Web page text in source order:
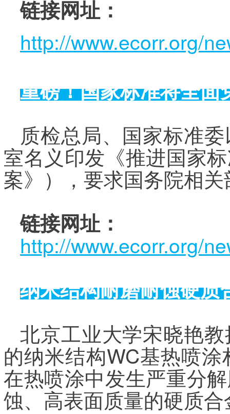
链接网址：
http://www.ecorr.org/
重磅！国家标准将全面
质检总局、国家标准
室名义印发《推进国家
案》），要求国务院相
链接网址：
http://www.ecorr.org/
纳米结构耐磨耐蚀硬
北京工业大学宋晓艳
的纳米结构WC基热喷
在热喷涂中发生严重分
蚀、高表面质量的硬质